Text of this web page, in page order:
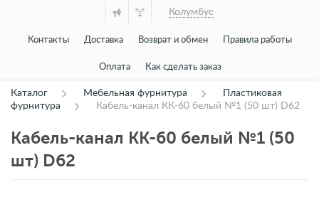
Колумбус
Контакты Доставка Возврат и обмен Правила работы
Оплата Как сделать заказ
Каталог Мебельная фурнитура
Пластиковая
фурнитура
Кабель-канал КК-60 белый №1 (50 шт) D62
Кабель-канал КК-60 белый №1 (50
шт) D62